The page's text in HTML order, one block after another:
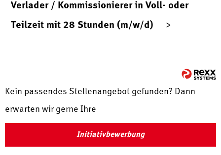
Verlader / Kommissionierer in Voll- oder
Teilzeit mit 28 Stunden (m/w/d)
Kein passendes Stellenangebot gefunden? Dann
erwarten wir gerne Ihre
Initiativbewerbung